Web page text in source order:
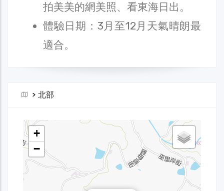
拍美美的網美照、看東海日出。
體驗日期：3月至12月天氣晴朗最
適合。
> 北部